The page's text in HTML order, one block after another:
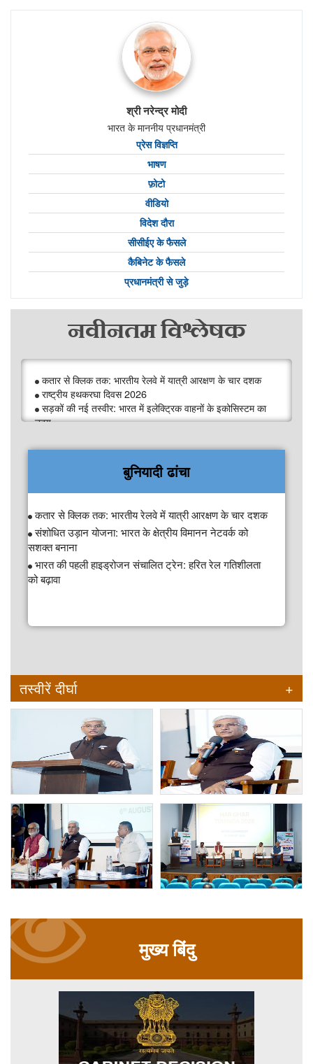
श्री नरेन्‍द्र मोदी
भारत के माननीय प्रधानमंत्री
प्रेस विज्ञप्ति
भाषण
फ़ोटो
वीडियो
विदेश दौरा
सीसीईए के फैसले
कैबिनेट के फैसले
प्रधानमंत्री से जुड़े
नवीनतम विश्लेषक
कतार से क्लिक तक: भारतीय रेलवे में यात्री आरक्षण के चार दशक
राष्ट्रीय हथकरघा दिवस 2026
सड़कों की नई तस्वीर: भारत में इलेक्ट्रिक वाहनों के इकोसिस्टम का
उदय
समुद्र मंथन - राष्ट्रीय अपतटीय अन्वेषण योजना
बुनियादी ढांचा
कतार से क्लिक तक: भारतीय रेलवे में यात्री आरक्षण के चार दशक
संशोधित उड़ान योजना: भारत के क्षेत्रीय विमानन नेटवर्क को
सशक्त बनाना
भारत की पहली हाइड्रोजन संचालित ट्रेन: हरित रेल गतिशीलता
को बढ़ावा
तस्वीरें दीर्घा +
मुख्य बिंदु